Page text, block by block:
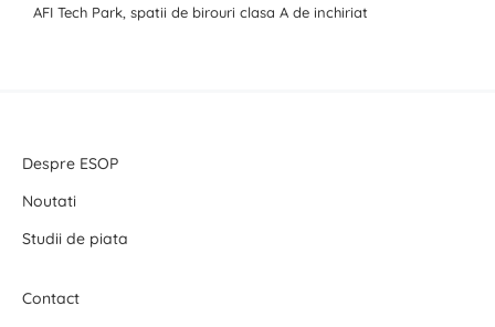
AFI Tech Park, spatii de birouri clasa A de inchiriat
Despre ESOP
Noutati
Studii de piata
Contact